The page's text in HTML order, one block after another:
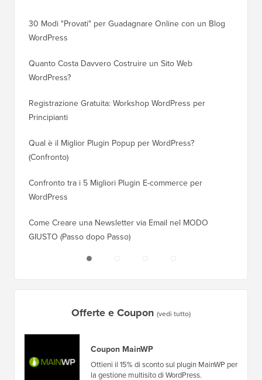
30 Modi "Provati" per Guadagnare Online con un Blog
WordPress
Quanto Costa Davvero Costruire un Sito Web
WordPress?
Registrazione Gratuita: Workshop WordPress per
Principianti
Qual è il Miglior Plugin Popup per WordPress?
(Confronto)
Confronto tra i 5 Migliori Plugin E-commerce per
WordPress
Come Creare una Newsletter via Email nel MODO
GIUSTO (Passo dopo Passo)
Offerte e Coupon (vedi tutto)
Coupon MainWP
Ottieni il 15% di sconto sul plugin MainWP per
la gestione multisito di WordPress.